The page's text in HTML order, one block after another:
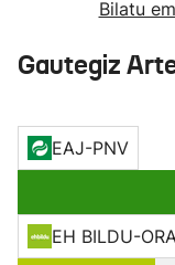
Bilatu
Gautegiz
EAJ-PNV
EH BILDU-